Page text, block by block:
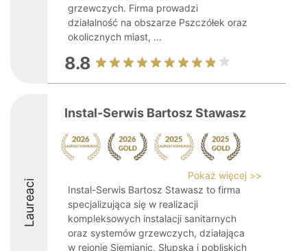
grzewczych. Firma prowadzi
działalność na obszarze Pszczółek oraz
okolicznych miast, ...
8.8
Laureaci
Instal-Serwis Bartosz Stawasz
Pokaż więcej >>
Instal-Serwis Bartosz Stawasz to firma
specjalizująca się w realizacji
kompleksowych instalacji sanitarnych
oraz systemów grzewczych, działająca
w rejonie Siemianic, Słupska i pobliskich